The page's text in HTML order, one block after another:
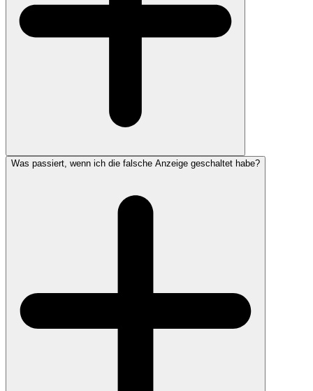
Was passiert, wenn ich die falsche Anzeige geschaltet habe?